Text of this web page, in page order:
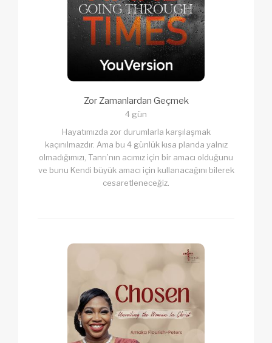
Zor Zamanlardan Geçmek
4 gün
Hayatımızda zor durumlarla karşılaşmak
kaçınılmazdır. Ama bu 4 günlük kısa planda yalnız
olmadığımızı, Tanrı’nın acımız için bir amacı olduğunu
ve bunu Kendi büyük amacı için kullanacağını bilerek
cesaretleneceğiz.